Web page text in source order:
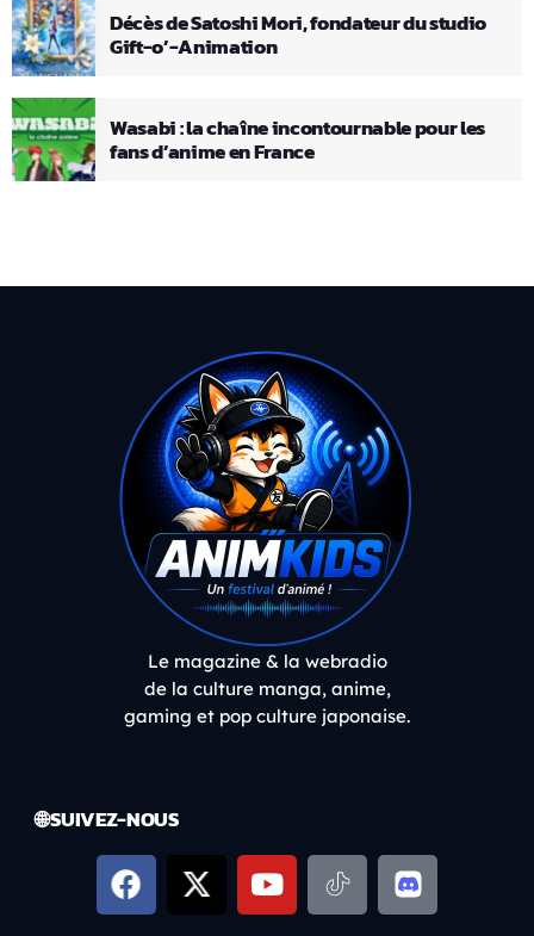
Décès de Satoshi Mori, fondateur du studio
Gift-o’-Animation
Wasabi : la chaîne incontournable pour les
fans d’anime en France
Le magazine & la webradio
de la culture manga, anime,
gaming et pop culture japonaise.
🌐 SUIVEZ-NOUS